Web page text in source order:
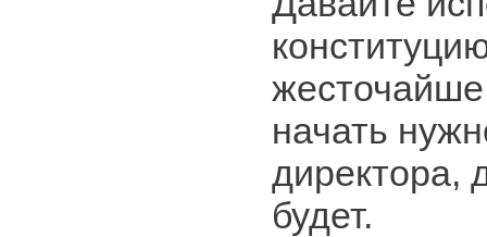
начать
директора,
будет.